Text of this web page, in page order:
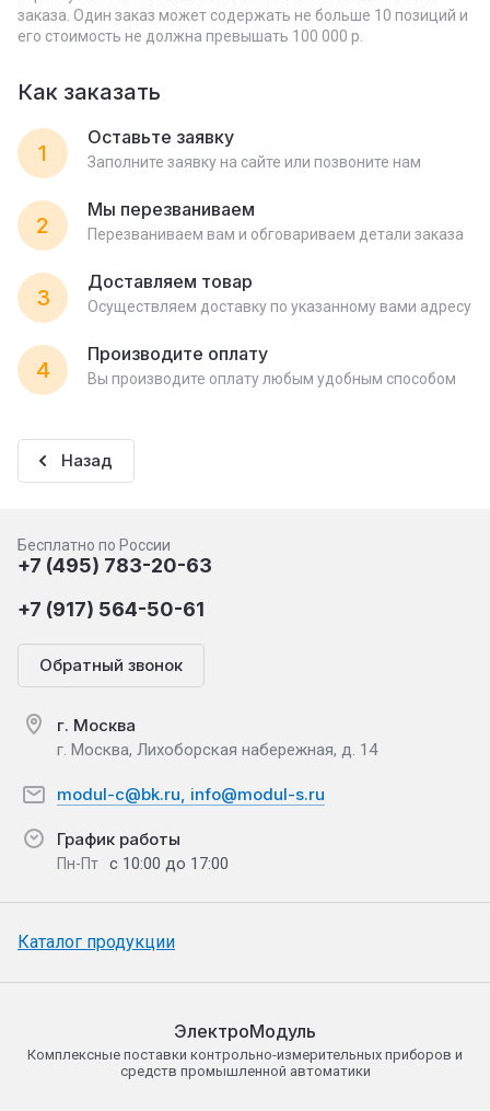
заказа. Один заказ может содержать не больше 10 позиций и
его стоимость не должна превышать 100 000 р.
Как заказать
1
Оставьте заявку
Заполните заявку на сайте или позвоните нам
2
Мы перезваниваем
Перезваниваем вам и обговариваем детали заказа
3
Доставляем товар
Осуществляем доставку по указанному вами адресу
4
Производите оплату
Вы производите оплату любым удобным способом
Назад
Бесплатно по России
+7 (495) 783-20-63
+7 (917) 564-50-61
Обратный звонок
г. Москва
г. Москва, Лихоборская набережная, д. 14
modul-c@bk.ru, info@modul-s.ru
График работы
Пн-Пт с 10:00 до 17:00
Каталог продукции
ЭлектроМодуль
Комплексные поставки контрольно-измерительных приборов и
средств промышленной автоматики